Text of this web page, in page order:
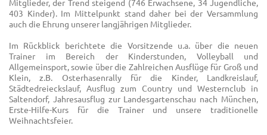
Mitglieder, der Trend steigend (746 Erwachsene, 34 Jugendliche,
403 Kinder). Im Mittelpunkt stand daher bei der Versammlung
auch die Ehrung unserer langjährigen Mitglieder.
Im Rückblick berichtete die Vorsitzende u.a. über die neuen
Trainer im Bereich der Kinderstunden, Volleyball und
Allgemeinsport, sowie über die Zahlreichen Ausflüge für Groß und
Klein, z.B. Osterhasenrally für die Kinder, Landkreislauf,
Städtedreieckslauf, Ausflug zum Country und Westernclub in
Saltendorf, Jahresausflug zur Landesgartenschau nach München,
Erste-Hilfe-Kurs für die Trainer und unsere traditionelle
Weihnachtsfeier.